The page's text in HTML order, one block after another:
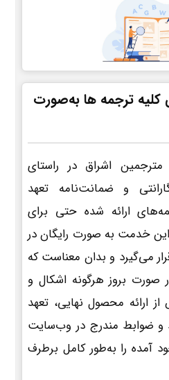
کلیه ترجمه ها به‌صورت
اشراق در راستای
و ضمانت‌نامه تعهد
ارائه شده حتی برای
خدمت به صورت رایگان در
می‌گیرد و بدان معناست که
صورت بروز هرگونه اشکال و
ارائه محصول نهایی، تعهد
و ضوابط مندرج در وب‌سایت
آمده را به‌طور کامل برطرف